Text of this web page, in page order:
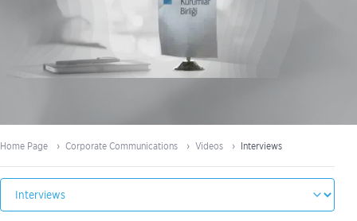
Home Page Corporate Communications Videos Interviews